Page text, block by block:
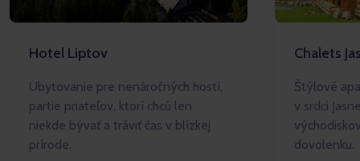
Hotel Liptov
Ubytovanie pre nenáročných hostí,
partie priateľov, ktorí chcú len
niekde bývať a tráviť čas v blízkej
prírode.
Chalets
Štýlové
v srdci
dovolenku.